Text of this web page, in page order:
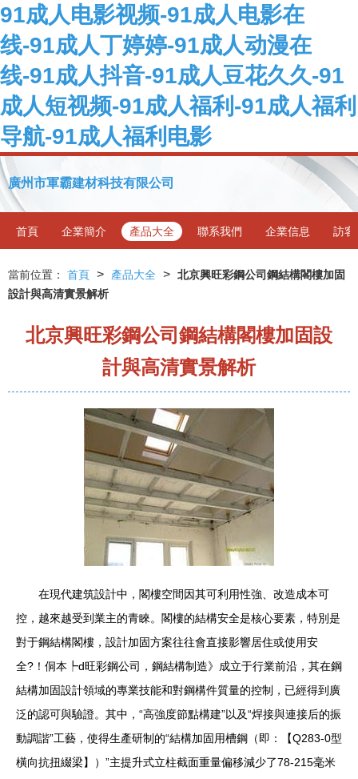
91成人电影视频-91成人电影在
线-91成人丁婷婷-91成人动漫在
线-91成人抖音-91成人豆花久久-91
成人短视频-91成人福利-91成人福利
导航-91成人福利电影
廣州市軍霸建材科技有限公司
首頁 企業簡介 產品大全 聯系我們 企業信息 訪客
當前位置： 首頁 > 產品大全 > 北京興旺彩鋼公司鋼結構閣樓加固
設計與高清實景解析
北京興旺彩鋼公司鋼結構閣樓加固設
計與高清實景解析
在現代建筑設計中，閣樓空間因其可利用性強、改造成本可
控，越來越受到業主的青睞。閣樓的結構安全是核心要素，特別是
對于鋼結構閣樓，設計加固方案往往會直接影響居住或使用安
全?！侗本┡d旺彩鋼公司，鋼結構制造》成立于行業前沿，其在鋼
結構加固設計領域的專業技能和對鋼構件質量的控制，已經得到廣
泛的認可與驗證。其中，“高強度節點構建”以及“焊接與連接后的振
動調諧”工藝，使得生產研制的“結構加固用槽鋼（即：【Q283-0型
橫向抗扭綴梁】）”主提升式立柱截面重量偏移減少了78-215毫米